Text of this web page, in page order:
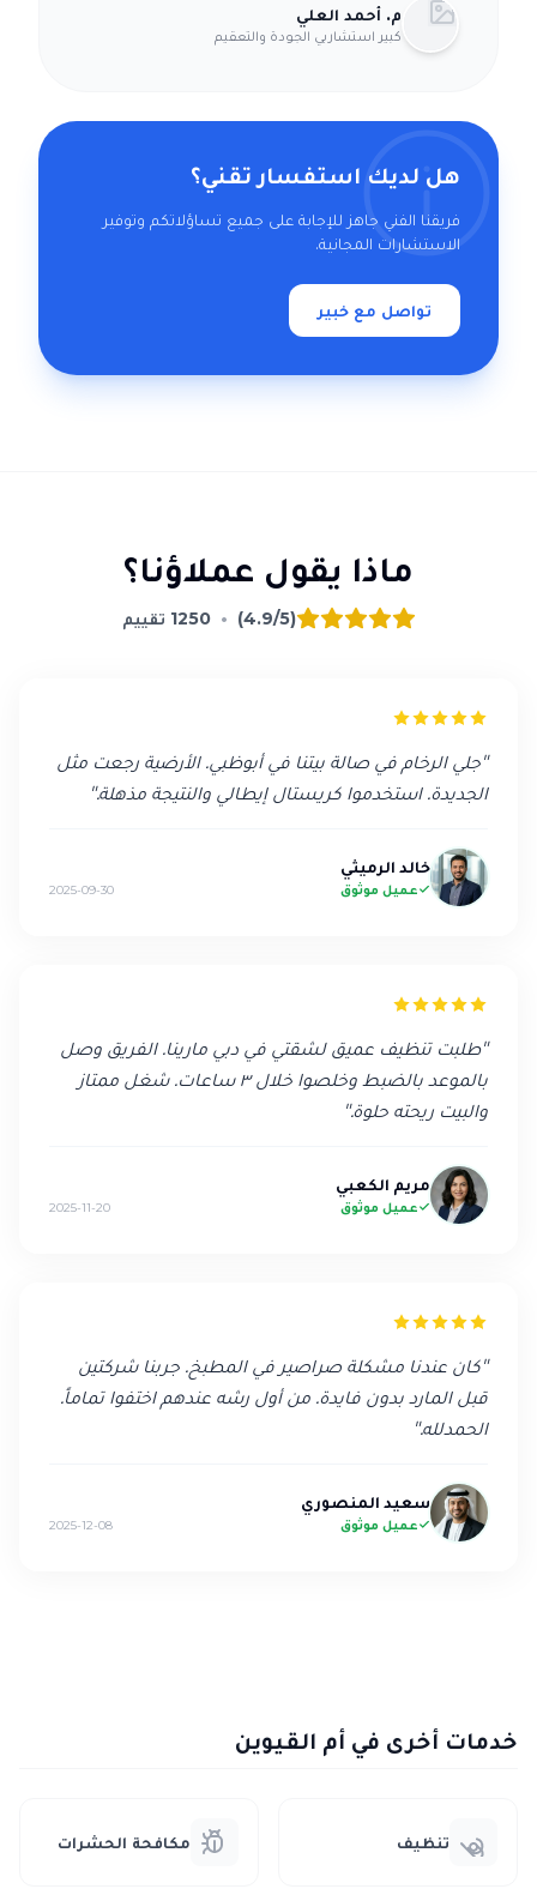
م. أحمد العلي
كبير استشاريي الجودة والتعقيم
هل لديك استفسار تقني؟
فريقنا الفني جاهز للإجابة على جميع تساؤلاتكم وتوفير
الاستشارات المجانية.
تواصل مع خبير
ماذا يقول عملاؤنا؟
(4.9/5)
•
1250 تقييم
"جلي الرخام في صالة بيتنا في أبوظبي. الأرضية رجعت مثل
الجديدة. استخدموا كريستال إيطالي والنتيجة مذهلة."
خالد الرميثي
عميل موثوق 2025-09-30
"طلبت تنظيف عميق لشقتي في دبي مارينا. الفريق وصل
بالموعد بالضبط وخلصوا خلال ٣ ساعات. شغل ممتاز
والبيت ريحته حلوة."
مريم الكعبي
عميل موثوق 2025-11-20
"كان عندنا مشكلة صراصير في المطبخ. جربنا شركتين
قبل المارد بدون فايدة. من أول رشه عندهم اختفوا تماماً.
الحمدلله."
سعيد المنصوري
عميل موثوق 2025-12-08
خدمات أخرى في أم القيوين
تنظيف مكافحة الحشرات